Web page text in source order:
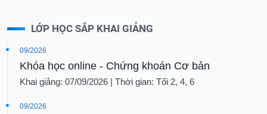
LỚP HỌC SẮP KHAI GIẢNG
09/2026
Khóa học online - Chứng khoán Cơ bản
Khai giảng: 07/09/2026 | Thời gian: Tối 2, 4, 6
09/2026